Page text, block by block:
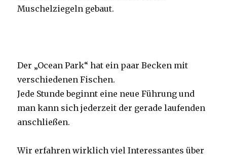
Muschelziegeln gebaut.
Der „Ocean Park“ hat ein paar Becken mit
verschiedenen Fischen.
Jede Stunde beginnt eine neue Führung und
man kann sich jederzeit der gerade laufenden
anschließen.
Wir erfahren wirklich viel Interessantes über